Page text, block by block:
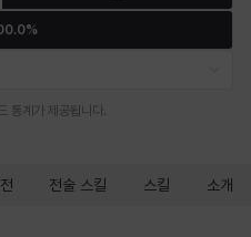
비앙카 비형 샬럿
통계가 제공됩니다.
전술 스킬 스킬 소개